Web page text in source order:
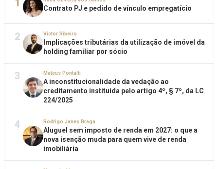
1 Contrato PJ e pedido de vínculo empregatício
2 Victor Ribeiro
Implicações tributárias da utilização de imóvel da
holding familiar por sócio
3 Mateus Pontalti
A inconstitucionalidade da vedação ao
creditamento instituída pelo artigo 4º, § 7º, da LC
224/2025
4 Rodrigo Janes Braga
Aluguel sem imposto de renda em 2027: o que a
nova isenção muda para quem vive de renda
imobiliária